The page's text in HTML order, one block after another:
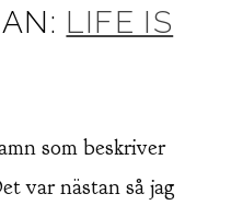
LIFE IS
som beskriver
var nästan så jag